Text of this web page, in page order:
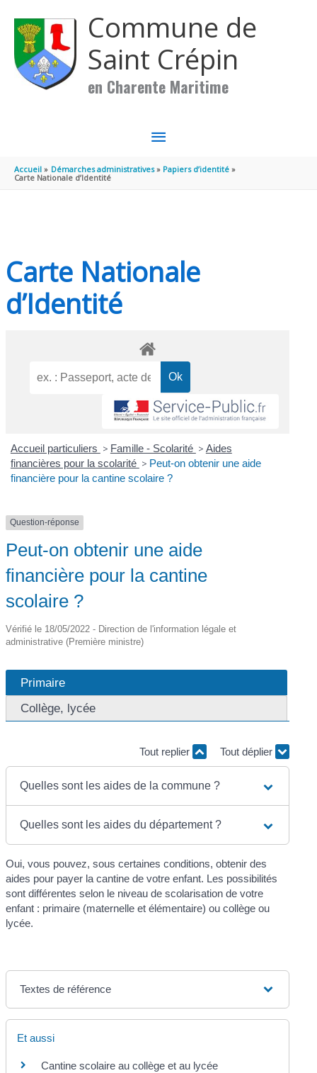
Commune de
Saint Crépin
en Charente Maritime
MENU
PRINCIPAL
Accueil Démarches administratives
Papiers d’identité
Carte Nationale d’Identité
Carte Nationale
d’Identité
Accueil particuliers > Famille - Scolarité > Aides
financières pour la scolarité > Peut-on obtenir une aide
financière pour la cantine scolaire ?
Question-réponse
Peut-on obtenir une aide
financière pour la cantine
scolaire ?
Vérifié le 18/05/2022 - Direction de l'information légale et
administrative (Première ministre)
Primaire
Collège, lycée
Tout replier Tout déplier
Quelles sont les aides de la commune ?
Quelles sont les aides du département ?
Oui, vous pouvez, sous certaines conditions, obtenir des
aides pour payer la cantine de votre enfant. Les possibilités
sont différentes selon le niveau de scolarisation de votre
enfant : primaire (maternelle et élémentaire) ou collège ou
lycée.
Textes de référence
Et aussi
Cantine scolaire au collège et au lycée